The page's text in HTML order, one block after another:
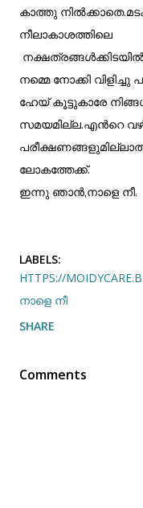
കാത്തു
നീലാകാശത്തിലെ
നമ്മെ നോക്കി
ഹേയ് കൂട്ടുകാരേ
സമയമില്ല.എൻറെ
ലോകത്തേക്ക്.
ഇന്നു ഞാൻ,നാളെ നീ.
LABELS:
HTTPS://
നാളെ നീ
SHARE
Comments